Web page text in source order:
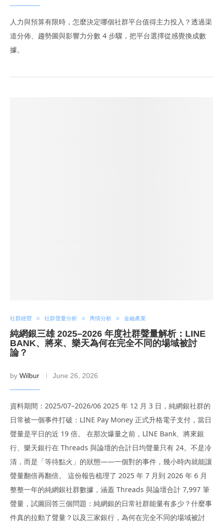
人力與預算有限時，怎麼決定哪個社群平台值得主力投入？透過渠
道分佈、趨勢圖與影響力分數 4 步驟，把平台選擇從感覺換成數
據。
社群經營 社群聲量分析 輿情分析 金融產業
純網銀三雄 2025–2026 年度社群聲量解析：LINE
BANK、將來、樂天為何在完全不同的場域被討
論？
by Wilbur June 26, 2026
資料期間：2025/07–2026/06 2025 年 12 月 3 日，純網銀社群的
日常被一個事件打破：LINE Pay Money 正式升格電子支付，當日
聲量是平日的近 19 倍。 在那次爆量之前，LINE Bank、將來銀
行、樂天銀行在 Threads 與論壇的合計日均聲量只有 24。不是冷
清，而是「等待點火」的狀態——一個對的事件，幾小時內就能讓
聲量翻倍再翻倍。 這份報告梳理了 2025 年 7 月到 2026 年 6 月
整整一年的純網銀社群數據，涵蓋 Threads 與論壇合計 7,997 筆
聲量，試圖回答三個問題：純網銀的日常社群能量有多少？什麼事
件真的拉動了聲量？以及三家銀行，為何在完全不同的場域被討